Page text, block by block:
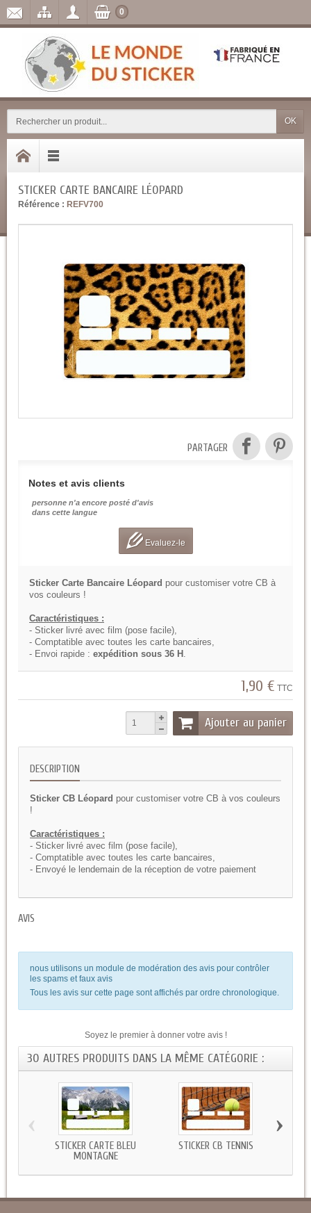
OK
0
STICKER CARTE BANCAIRE LÉOPARD
Référence : REFV700
PARTAGER
Notes et avis clients
personne n'a encore posté d'avis
dans cette langue
Evaluez-le
Sticker Carte Bancaire Léopard pour customiser votre CB à
vos couleurs !
Caractéristiques :
- Sticker livré avec film (pose facile),
- Comptatible avec toutes les carte bancaires,
- Envoi rapide : expédition sous 36 H .
1,90 € TTC
Ajouter au panier
DESCRIPTION
Sticker CB Léopard pour customiser votre CB à vos couleurs
!
Caractéristiques :
- Sticker livré avec film (pose facile),
- Comptatible avec toutes les carte bancaires,
- Envoyé le lendemain de la réception de votre paiement
AVIS
nous utilisons un module de modération des avis pour contrôler
les spams et faux avis
Tous les avis sur cette page sont affichés par ordre chronologique.
Soyez le premier à donner votre avis !
30 AUTRES PRODUITS DANS LA MÊME CATÉGORIE :
STICKER CARTE BLEU
MONTAGNE
STICKER CB TENNIS
‹ ›